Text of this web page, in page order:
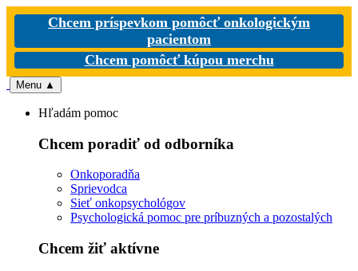
Chcem príspevkom pomôcť onkologickým
pacientom
Chcem pomôcť kúpou merchu
Menu ▲
Hľadám pomoc
Chcem poradiť od odborníka
Onkoporadňa
Sprievodca
Sieť onkopsychológov
Psychologická pomoc pre príbuzných a pozostalých
Chcem žiť aktívne